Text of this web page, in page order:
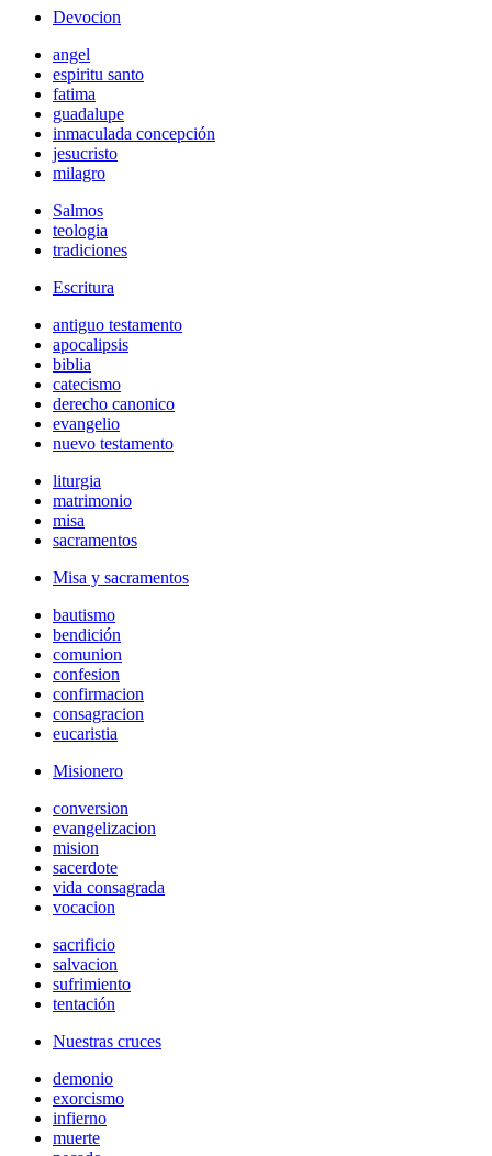
Devocion
angel
espiritu santo
fatima
guadalupe
inmaculada concepción
jesucristo
milagro
Salmos
teologia
tradiciones
Escritura
antiguo testamento
apocalipsis
biblia
catecismo
derecho canonico
evangelio
nuevo testamento
liturgia
matrimonio
misa
sacramentos
Misa y sacramentos
bautismo
bendición
comunion
confesion
confirmacion
consagracion
eucaristia
Misionero
conversion
evangelizacion
mision
sacerdote
vida consagrada
vocacion
sacrificio
salvacion
sufrimiento
tentación
Nuestras cruces
demonio
exorcismo
infierno
muerte